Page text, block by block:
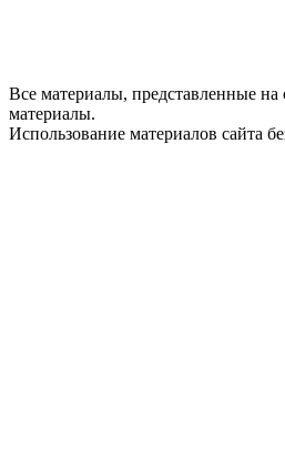
Все материалы, представленные
материалы.
Использование материалов сайта